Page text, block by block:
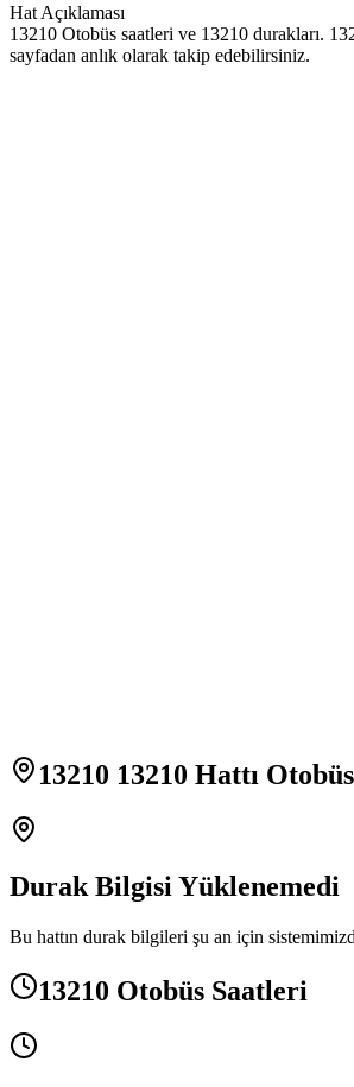
Hat Açıklaması
13210 Otobüs saatleri ve 13210 durakları.
sayfadan anlık olarak takip edebilirsiniz.
13210 13210 Hattı
Durak Bilgisi Yüklenemedi
Bu hattın durak bilgileri şu an için
13210 Otobüs Saatleri